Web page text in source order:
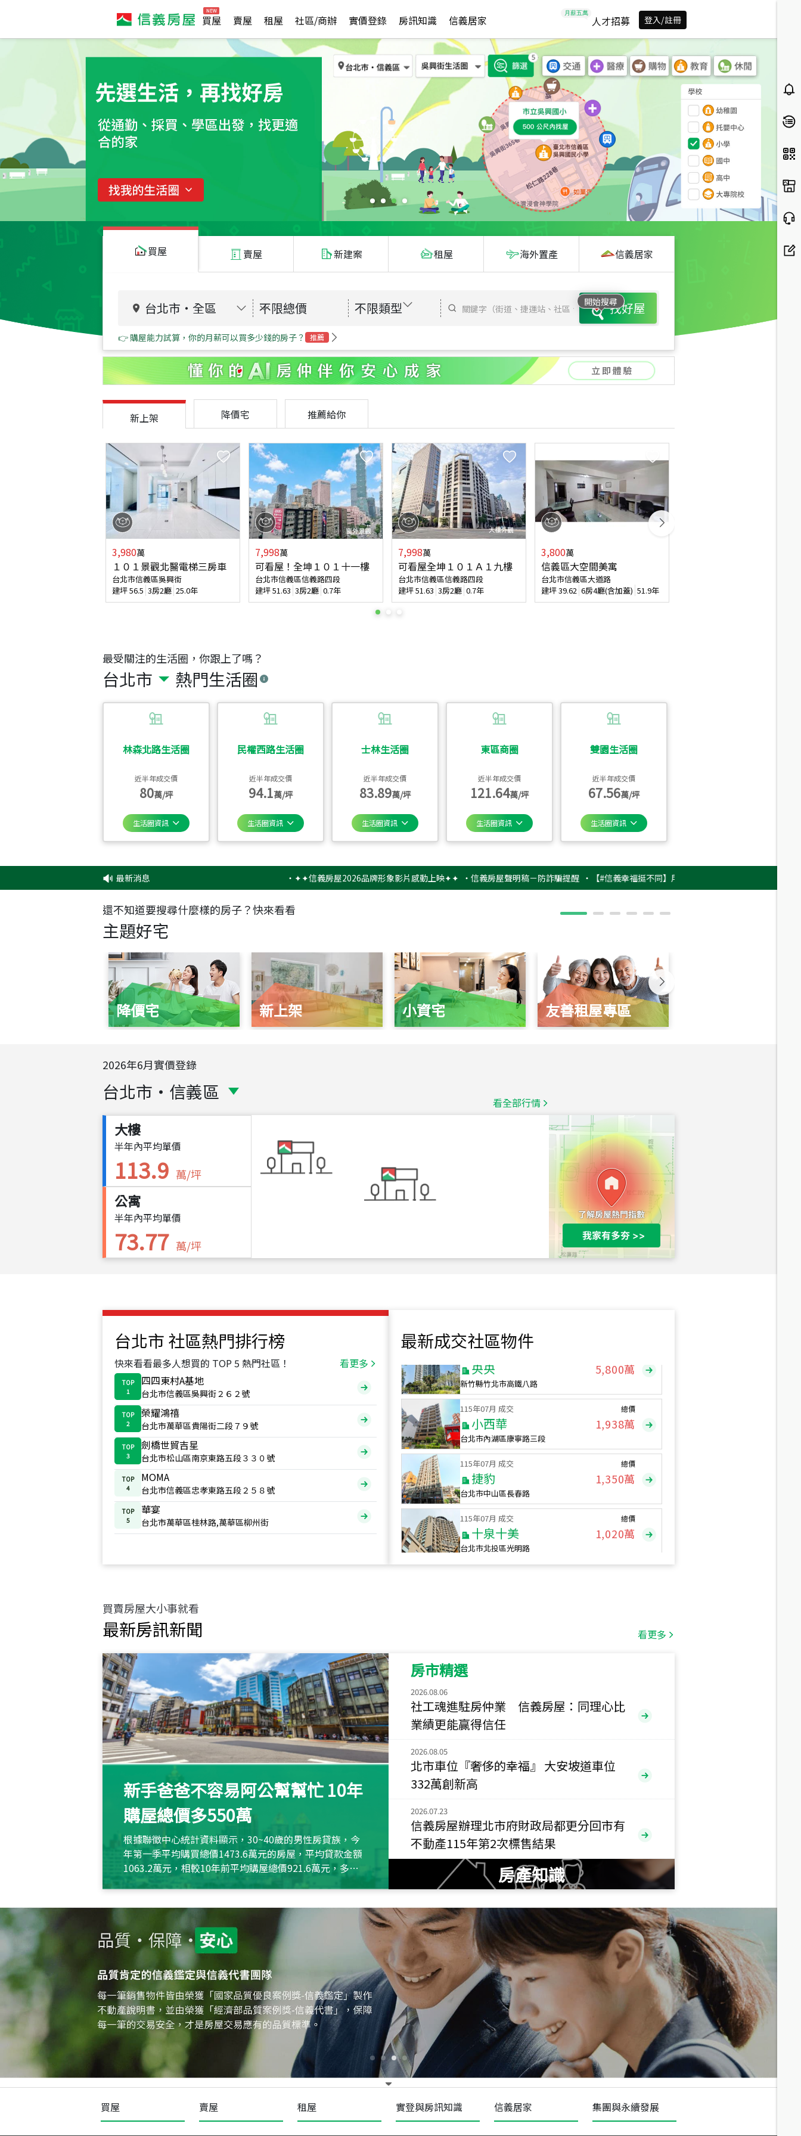
買屋 賣屋 租屋 社區/商辦 實價登錄 房訊知識 信義居家 人才招募 登入/註冊
買屋 賣屋 新建案 租屋 海外置產 信義居家
台北市 ・ 全區 不限總價 不限類型
開始搜尋
找好屋
👉 購屋能力試算，你的月薪可以買多少錢的房子？ 推薦
最受關注的生活圈，你跟上了嗎？
台北市 熱門生活圈
林森北路生活圈
近半年成交價
80萬/坪
生活圈資訊
民權西路生活圈
近半年成交價
94.1萬/坪
生活圈資訊
士林生活圈
近半年成交價
83.89萬/坪
生活圈資訊
東區商圈
近半年成交價
121.64萬/坪
生活圈資訊
雙園生活圈
近半年成交價
67.56萬/坪
生活圈資訊
新上架 降價宅 推薦給你
3,980萬
１０１景觀北醫電梯三房車
台北市信義區吳興街
建坪56.5 3房2廳 25.0年
7,998萬
可看屋！全坤１０１十一樓
台北市信義區信義路四段
建坪51.63 3房2廳 0.7年
7,998萬
可看屋全坤１０１Ａ１九樓
台北市信義區信義路四段
建坪51.63 3房2廳 0.7年
3,800萬
信義區大空間美寓
台北市信義區大道路
建坪39.62 6房4廳(含加蓋) 51.9年
最新消息 ✦✦信義房屋2026品牌形象影片感動上映✦✦ ‧信義房屋聲明稿－防詐騙提醒 ‧【#信義幸福挺不同】用實力，讓升職免抽號碼牌！最新雇主品
還不知道要搜尋什麼樣的房子？快來看看
主題好宅
降價宅 新上架 小資宅 友善租屋專區
2026年6月實價登錄
台北市 ・ 信義區 看全部行情
大樓
半年內平均單價
113.9 萬/坪
公寓
半年內平均單價
73.77 萬/坪
台北市 社區熱門排行榜
快來看看最多人想買的 TOP 5 熱門社區！ 看更多
TOP
1
四四東村A基地
台北市信義區吳興街２６２號
TOP
2
榮耀鴻禧
台北市萬華區貴陽街二段７９號
TOP
3
劍橋世貿吉星
台北市松山區南京東路五段３３０號
TOP
4
MOMA
台北市信義區忠孝東路五段２５８號
TOP
5
華宴
台北市萬華區桂林路,萬華區柳州街
最新成交社區物件
總價
1,020萬
總價
490萬
新竹市新竹市慈祥路
總價
1,808萬
115年07月 成交
央央
新竹縣竹北市高鐵八路
115年07月 成交
小西華
台北市內湖區康寧路三段
總價
1,938萬
115年07月 成交
捷豹
台北市中山區長春路
總價
1,350萬
115年07月 成交
十泉十美
台北市北投區光明路
總價
1,020萬
115
新北市永和區環河西路二段
115年07月 成交
央央 5,800萬
115年
小西華
115年07月 成交
捷豹
台北市中山區長春路
總價
115年07月 成交
十泉十美
台北市北投區光明路
總價
1,020 萬
年 07 月 成交
四維天廈
新竹市新竹市四維路
總價
490萬
115 月 成交
菁英典藏
新竹市新竹市慈祥路
1,808萬
買賣房屋大小事就看
最新房訊新聞 看更多
新手爸爸不容易阿公幫幫忙 10年
購屋總價多550萬
根據聯徵中心統計資料顯示，30~40歲的男性房貸族，今
年第一季平均購買總價1473.6萬元的房屋，平均貸款金額
1063.2萬元，相較10年前平均購屋總價921.6萬元，多出
約550萬元，且貸款金額也多
房市精選
2026.08.06
社工魂進駐房仲業 信義房屋：同理心比
業績更能贏得信任
2026.08.05
北市車位『奢侈的幸福』 大安坡道車位
332萬創新高
2026.07.23
信義房屋辦理北市府財政局都更分回市有
不動產115年第2次標售結果
房產知識
買屋 賣屋 租屋 實登與房訊知識 信義居家 集團與永續發展